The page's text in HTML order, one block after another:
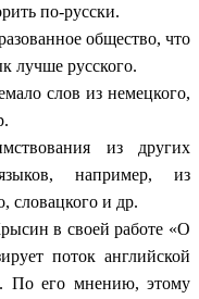
по-русски.
общество, что
лучше русского.
слов из немецкого,
из других
например, из
словацкого и др.
в своей работе «О
поток английской
По его мнению, этому